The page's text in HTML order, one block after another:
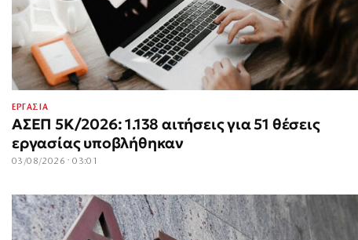
ΕΡΓΑΣΙΑ
ΑΣΕΠ 5Κ/2026: 1.138 αιτήσεις για 51 θέσεις
εργασίας υποβλήθηκαν
03/08/2026 · 03:01